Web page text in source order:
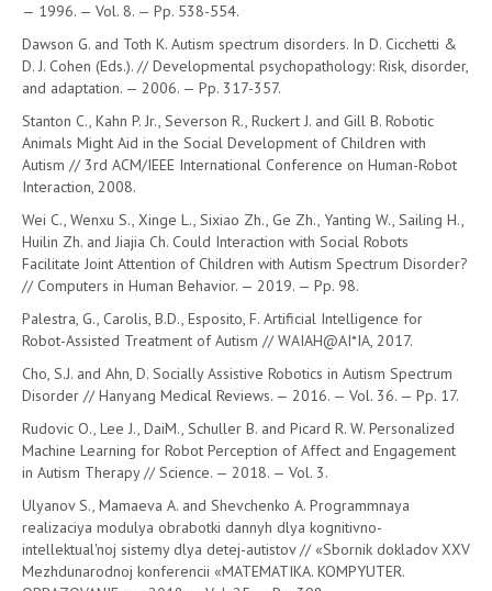
— 1996. — Vol. 8. — Pp. 538-554.
Dawson G. and Toth K. Autism spectrum disorders. In D. Cicchetti &
D. J. Cohen (Eds.). // Developmental psychopathology: Risk, disorder,
and adaptation. — 2006. — Pp. 317-357.
Stanton C., Kahn P. Jr., Severson R., Ruckert J. and Gill B. Robotic
Animals Might Aid in the Social Development of Children with
Autism // 3rd ACM/IEEE International Conference on Human-Robot
Interaction, 2008.
Wei C., Wenxu S., Xinge L., Sixiao Zh., Ge Zh., Yanting W., Sailing H.,
Huilin Zh. and Jiajia Ch. Could Interaction with Social Robots
Facilitate Joint Attention of Children with Autism Spectrum Disorder?
// Computers in Human Behavior. — 2019. — Pp. 98.
Palestra, G., Carolis, B.D., Esposito, F. Artificial Intelligence for
Robot-Assisted Treatment of Autism // WAIAH@AI*IA, 2017.
Cho, S.J. and Ahn, D. Socially Assistive Robotics in Autism Spectrum
Disorder // Hanyang Medical Reviews. — 2016. — Vol. 36. — Pp. 17.
Rudovic O., Lee J., DaiM., Schuller B. and Picard R. W. Personalized
Machine Learning for Robot Perception of Affect and Engagement
in Autism Therapy // Science. — 2018. — Vol. 3.
Ulyanov S., Mamaeva A. and Shevchenko A. Programmnaya
realizaciya modulya obrabotki dannyh dlya kognitivno-
intellektual'noj sistemy dlya detej-autistov // «Sbornik dokladov XXV
Mezhdunarodnoj konferencii «MATEMATIKA. KOMPYUTER.